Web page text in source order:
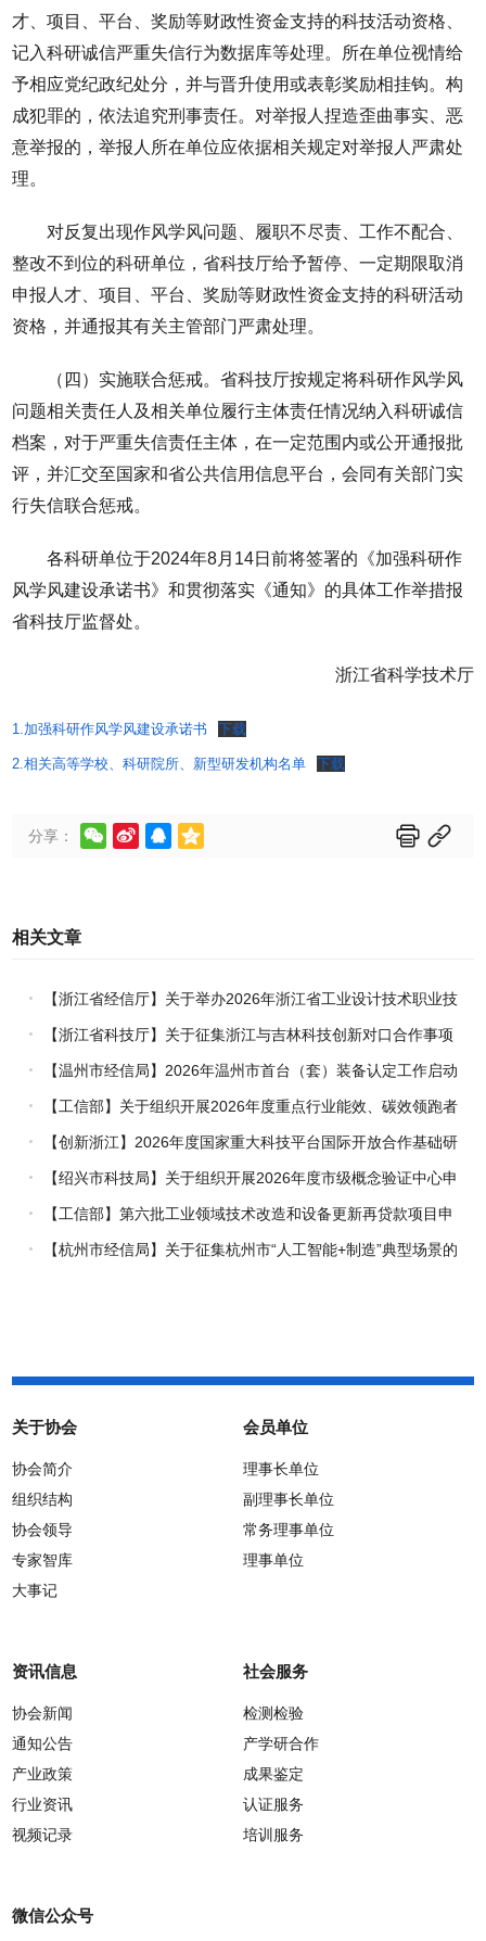
才、项目、平台、奖励等财政性资金支持的科技活动资格、
记入科研诚信严重失信行为数据库等处理。所在单位视情给
予相应党纪政纪处分，并与晋升使用或表彰奖励相挂钩。构
成犯罪的，依法追究刑事责任。对举报人捏造歪曲事实、恶
意举报的，举报人所在单位应依据相关规定对举报人严肃处
理。
对反复出现作风学风问题、履职不尽责、工作不配合、
整改不到位的科研单位，省科技厅给予暂停、一定期限取消
申报人才、项目、平台、奖励等财政性资金支持的科研活动
资格，并通报其有关主管部门严肃处理。
（四）实施联合惩戒。省科技厅按规定将科研作风学风
问题相关责任人及相关单位履行主体责任情况纳入科研诚信
档案，对于严重失信责任主体，在一定范围内或公开通报批
评，并汇交至国家和省公共信用信息平台，会同有关部门实
行失信联合惩戒。
各科研单位于2024年8月14日前将签署的《加强科研作
风学风建设承诺书》和贯彻落实《通知》的具体工作举措报
省科技厅监督处。
浙江省科学技术厅
1.加强科研作风学风建设承诺书 下载
2.相关高等学校、科研院所、新型研发机构名单 下载
分享：      
相关文章
【浙江省经信厅】关于举办2026年浙江省工业设计技术职业技
能竞赛的通知
【浙江省科技厅】关于征集浙江与吉林科技创新对口合作事项
的通知【温州市经信局】2026年温州市首台（套）装备认定工作启动
【工信部】关于组织开展2026年度重点行业能效、碳效领跑者
企业推荐工作的通知
【创新浙江】2026年度国家重大科技平台国际开放合作基础研
究专项（试点）项目指南
【绍兴市科技局】关于组织开展2026年度市级概念验证中心申
报工作的通知
【工信部】第六批工业领域技术改造和设备更新再贷款项目申
报工作启动
【杭州市经信局】关于征集杭州市“人工智能+制造”典型场景的
关于协会
协会简介
组织结构
协会领导
专家智库
大事记
会员单位
理事长单位
副理事长单位
常务理事单位
理事单位
资讯信息
协会新闻
通知公告
产业政策
行业资讯
视频记录
社会服务
检测检验
产学研合作
成果鉴定
认证服务
培训服务
微信公众号